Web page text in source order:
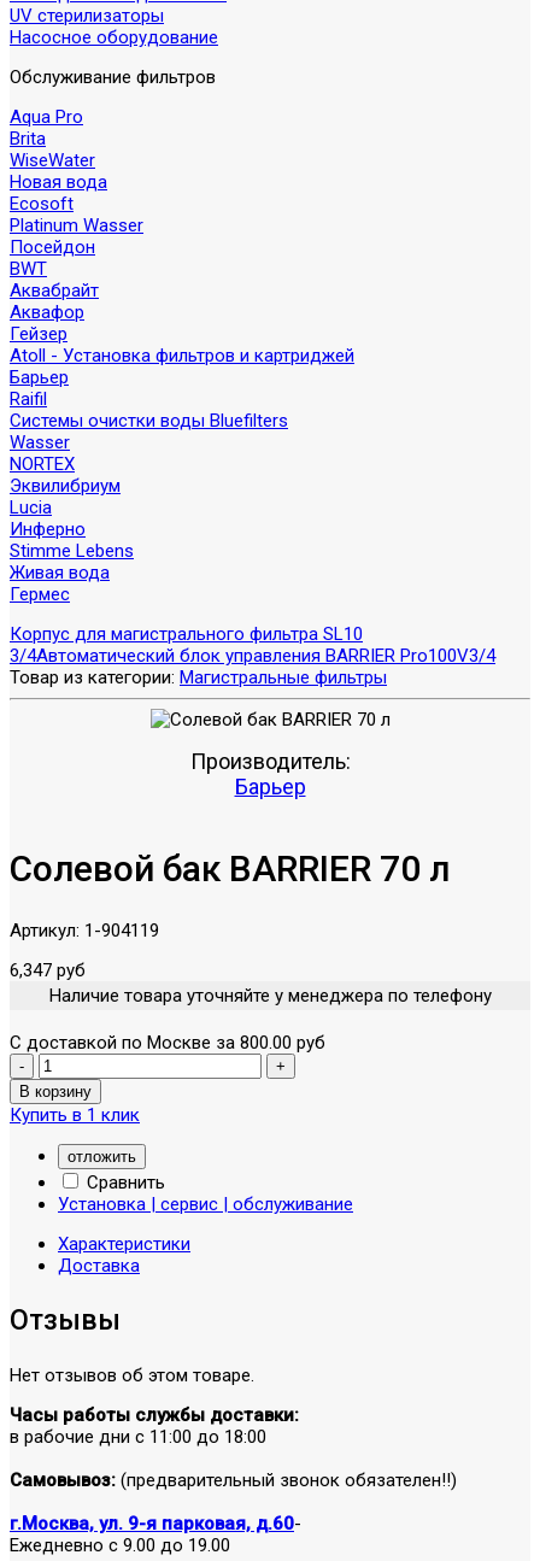
UV стерилизаторы
Насосное оборудование
Обслуживание фильтров
Aqua Pro
Brita
WiseWater
Новая вода
Ecosoft
Platinum Wasser
Посейдон
BWT
Аквабрайт
Аквафор
Гейзер
Atoll - Установка фильтров и картриджей
Барьер
Raifil
Системы очистки воды Bluefilters
Wasser
NORTEX
Эквилибриум
Lucia
Инферно
Stimme Lebens
Живая вода
Гермес
Корпус для магистрального фильтра SL10
3/4Автоматический блок управления BARRIER Pro100V3/4
Товар из категории: Магистральные фильтры
Производитель:
Барьер
Солевой бак BARRIER 70 л
Артикул: 1-904119
6,347 руб
Наличие товара уточняйте у менеджера по телефону
С доставкой по Москве за 800.00 руб
Купить в 1 клик
отложить
Сравнить
Установка | сервис | обслуживание
Характеристики
Доставка
Отзывы
Нет отзывов об этом товаре.
Часы работы службы доставки:
в рабочие дни с 11:00 до 18:00
Самовывоз: (предварительный звонок обязателен!!)
г.Москва, ул. 9-я парковая, д.60-
Ежедневно с 9.00 до 19.00